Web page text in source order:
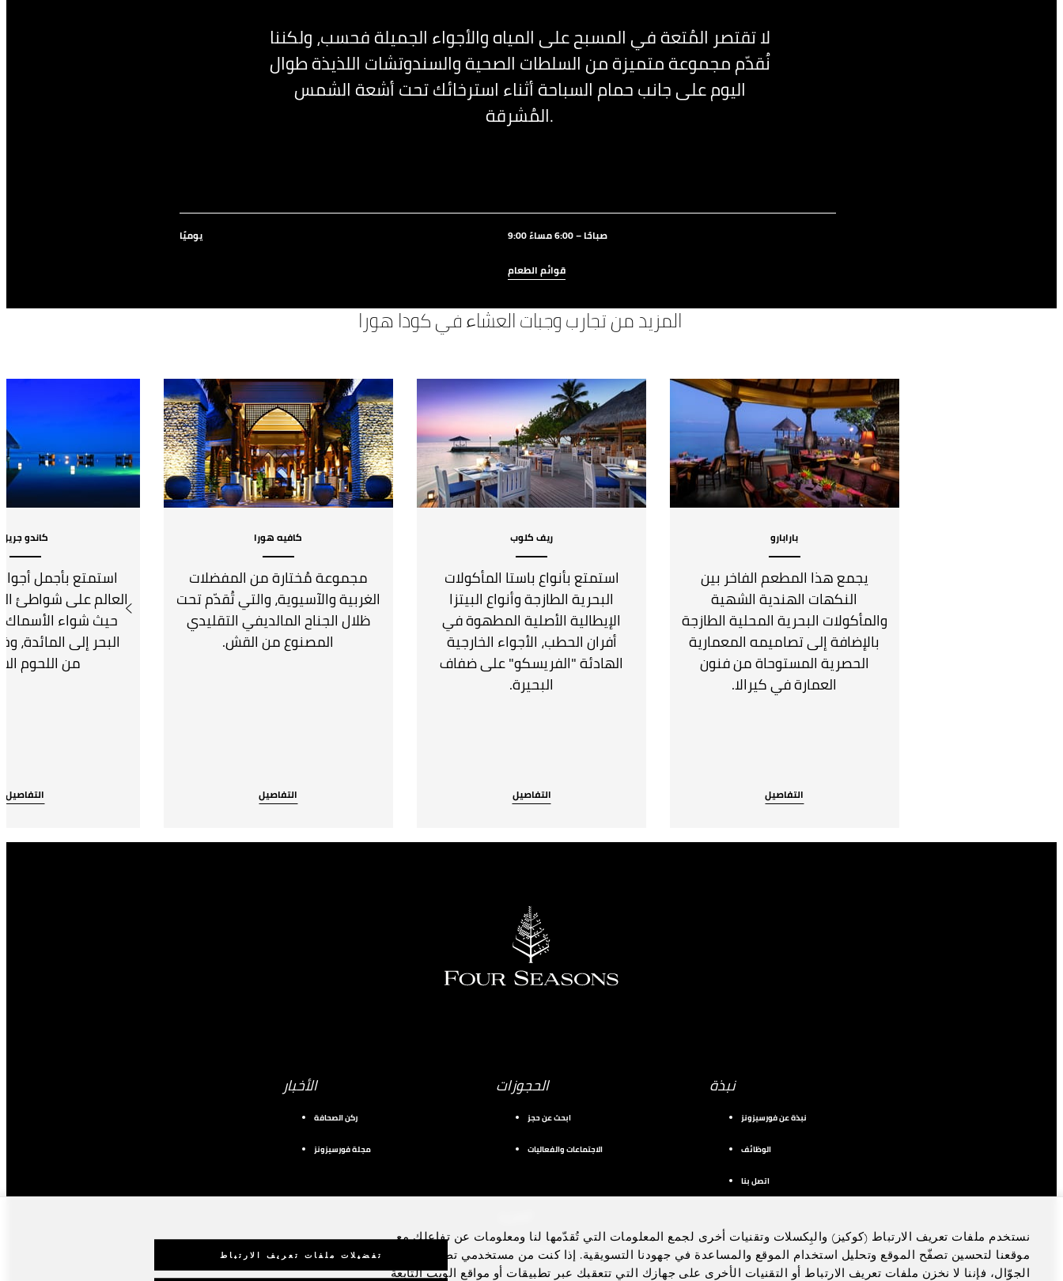
لا تقتصر المُتعة في المسبح على المياه والأجواء الجميلة فحسب، ولكننا
نُقدّم مجموعة متميزة من السلطات الصحية والسندوتشات اللذيذة طوال
اليوم على جانب حمام السباحة أثناء استرخائك تحت أشعة الشمس
المُشرقة.
يوميًا
9:00 صباحًا – 6:00 مساءً
قوائم الطعام
المزيد من تجارب وجبات العشاء في كودا هورا
بارابارو
يجمع هذا المطعم الفاخر بين
النكهات الهندية الشهية
والمأكولات البحرية المحلية الطازجة
بالإضافة إلى تصاميمه المعمارية
الحصرية المستوحاة من فنون
العمارة في كيرالا.
التفاصيل
ريف كلوب
استمتع بأنواع باستا المأكولات
البحرية الطازجة وأنواع البيتزا
الإيطالية الأصلية المطهوة في
أفران الحطب، الأجواء الخارجية
الهادئة "الفريسكو" على ضفاف
البحيرة.
التفاصيل
كافيه هورا
مجموعة مُختارة من المفضلات
الغربية والآسيوية، والتي تُقدّم تحت
ظلال الجناح المالديفي التقليدي
المصنوع من القش.
التفاصيل
كاندو جريل
استمتع بأجمل
العالم على شواطئ
حيث شواء الأسماك
البحر إلى المائدة،
من اللحوم
التفاصيل
نبذة
نبذة عن فورسيزونز
الوظائف
اتصل بنا
الحجوزات
ابحث عن حجز
الاجتماعات والفعاليات
الأخبار
ركن الصحافة
مجلة فورسيزونز
طائرة خاصة
نستخدم ملفات تعريف الارتباط (كوكيز) والبِكسلات وتقنيات أخرى لجمع المعلومات التي تُقدّمها لنا ومعلومات عن تفاعلك مع
موقعنا لتحسين تصفّح الموقع وتحليل استخدام الموقع والمساعدة في جهودنا التسويقية. إذا كنت من مستخدمي تطبيق الهاتف
الجوّال، فإننا لا نخزن ملفات تعريف الارتباط أو التقنيات الأخرى على جهازك التي تتعقبك عبر تطبيقات أو مواقع الويب التابعة
تفضيلات ملفات تعريف الارتباط